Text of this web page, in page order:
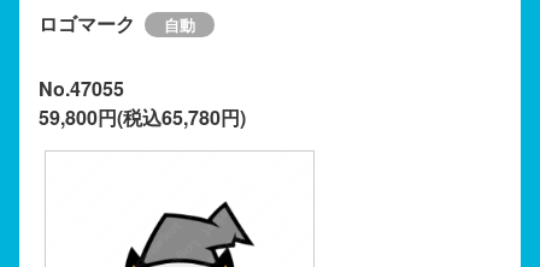
ロゴマーク
No.47055
59,800円(税込65,780円)